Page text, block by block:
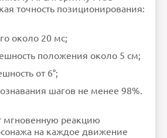
точность позиционирования:
около 20 мс;
положения около 5 см;
от 6°;
шагов не менее 98%.
мгновенную реакцию
на каждое движение